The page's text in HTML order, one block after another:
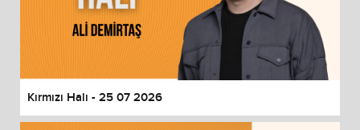
Kırmızı Halı - 25 07 2026